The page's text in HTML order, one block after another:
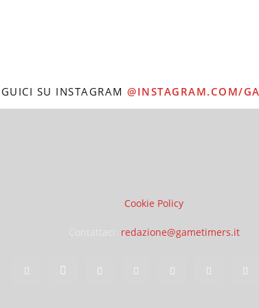
SU INSTAGRAM @INSTAGRAM.COM/
Cookie Policy
redazione@gametimers.it